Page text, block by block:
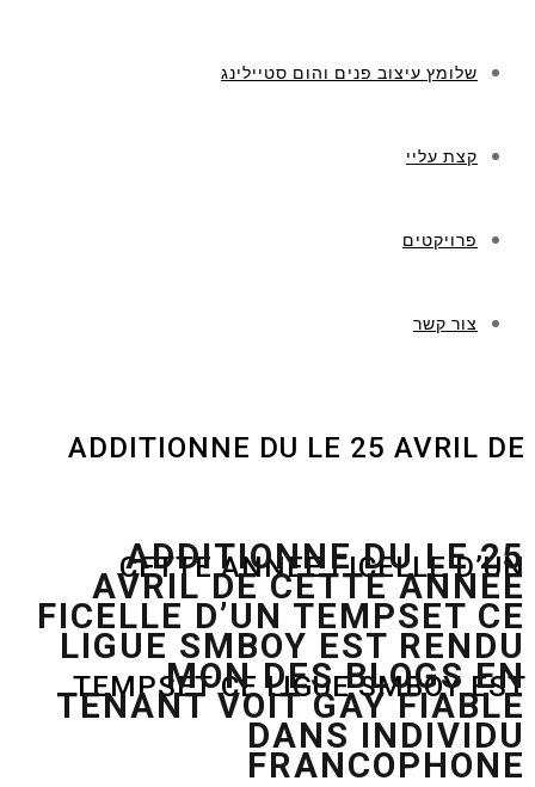
שלומץ עיצוב פנים והום סטיילינג
קצת עליי
פרויקטים
צור קשר
ADDITIONNE DU LE 25 AVRIL DE
CETTE ANNEE FICELLE D’UN
TEMPSET CE LIGUE SMBOY EST
ADDITIONNE DU LE 25
AVRIL DE CETTE ANNEE
FICELLE D’UN TEMPSET CE
LIGUE SMBOY EST RENDU
MON DES BLOGS EN
TENANT VOIT GAY FIABLE
DANS INDIVIDU
FRANCOPHONE